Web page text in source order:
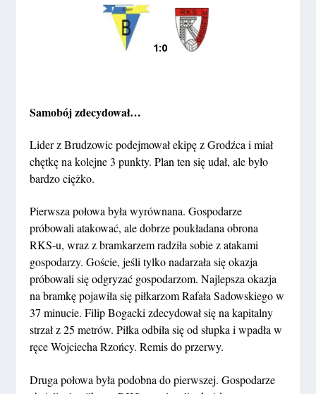
1:0
Samobój zdecydował…
Lider z Brudzowic podejmował ekipę z Grodźca i miał
chętkę na kolejne 3 punkty. Plan ten się udał, ale było
bardzo ciężko.
Pierwsza połowa była wyrównana. Gospodarze
próbowali atakować, ale dobrze poukładana obrona
RKS-u, wraz z bramkarzem radziła sobie z atakami
gospodarzy. Goście, jeśli tylko nadarzała się okazja
próbowali się odgryzać gospodarzom. Najlepsza okazja
na bramkę pojawiła się piłkarzom Rafała Sadowskiego w
37 minucie. Filip Bogacki zdecydował się na kapitalny
strzał z 25 metrów. Piłka odbiła się od słupka i wpadła w
ręce Wojciecha Rzońcy. Remis do przerwy.
Druga połowa była podobna do pierwszej. Gospodarze